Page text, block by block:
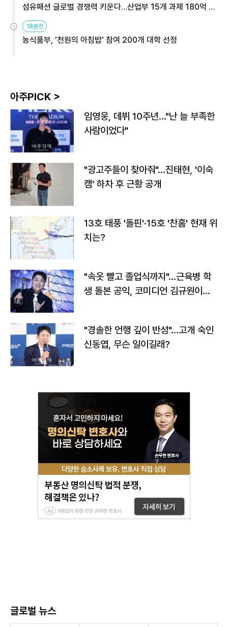
섬유패션 글로벌 경쟁력 키운다…산업부 15개 과제 180억 지
18분전
농식품부, '천원의 아침밥' 참여 200개 대학 선정
아주PICK >
임영웅, 데뷔 10주년…"난 늘 부족한
사람이었다"
"광고주들이 찾아줘"…진태현, '이숙
캠' 하차 후 근황 공개
13호 태풍 '돌핀'·15호 '찬홈' 현재 위
치는?
"속옷 빨고 졸업식까지"…근육병 학
생 돌본 공익, 코미디언 김규원이었
"경솔한 언행 깊이 반성"…고개 숙인
신동엽, 무슨 일이길래?
글로벌 뉴스